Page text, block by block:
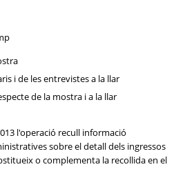
i de les entrevistes a la llar
de la mostra i a la llar
l'operació recull informació
sobre el detall dels ingressos
o complementa la recollida en el